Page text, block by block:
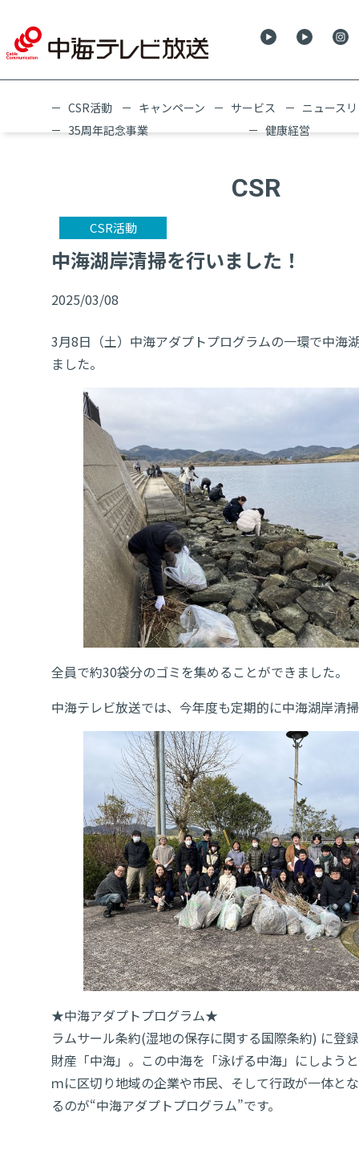
CSR活動 キャンペーン サービス
ニュース
35周年記念事業
健康経営
CSR
CSR活動
中海湖岸清掃を行いました！
2025/03/08
3月8日（土）中海アダプトプログラムの一環で中海
ました。
全員で約30袋分のゴミを集めることができました。
中海テレビ放送では、今年度も定期的に中海湖岸清
★中海アダプトプログラム★
ラムサール条約(湿地の保存に関する国際条約) に登
財産「中海」。この中海を「泳げる中海」にしよう
ｍに区切り地域の企業や市民、そして行政が一体と
るのが“中海アダプトプログラム”です。